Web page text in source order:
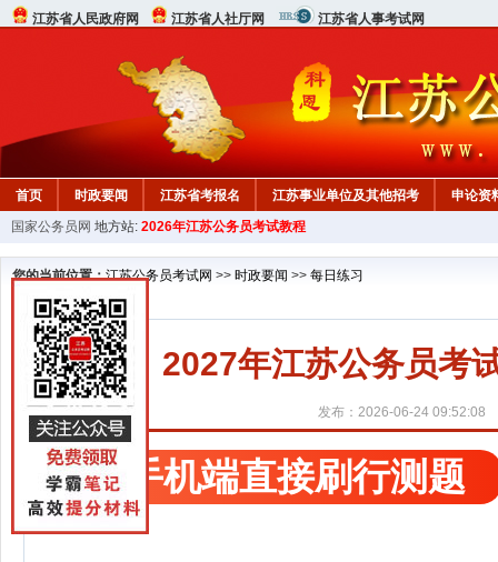
江苏省人民政府网 江苏省人社厅网 江苏省人事考试网
首页 时政要闻 江苏省考报名 江苏事业单位及其他招考
申论资
国家公务员网 地方站: 2026年江苏公务员考试教程
您的当前位置：江苏公务员考试网 >> 时政要闻 >> 每日练习
2027年江苏公务员考
发布：2026-06-24 09:52:08
手机端直接刷行测题